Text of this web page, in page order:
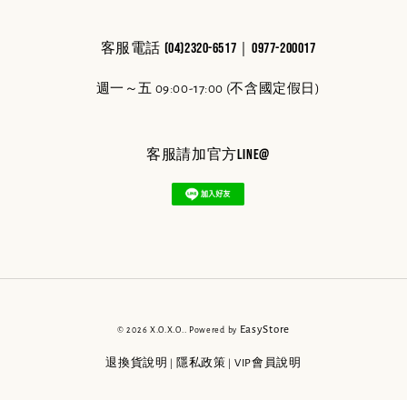
客服電話 (04)2320-6517｜0977-200017
週一～五 09:00-17:00 (不含國定假日)
客服請加官方line@
© 2026 X.O.X.O.. Powered by EasyStore
退換貨說明 隱私政策 VIP會員說明